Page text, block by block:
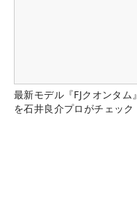
最新モデル『FJクオンタム』
を石井良介プロがチェック